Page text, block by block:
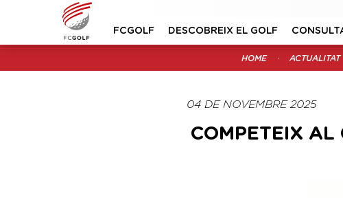
FCGOLF DESCOBREIX EL GOLF
HOME ACTUALITAT
04 DE NOVEMBRE 2025
COMPETEIX AL